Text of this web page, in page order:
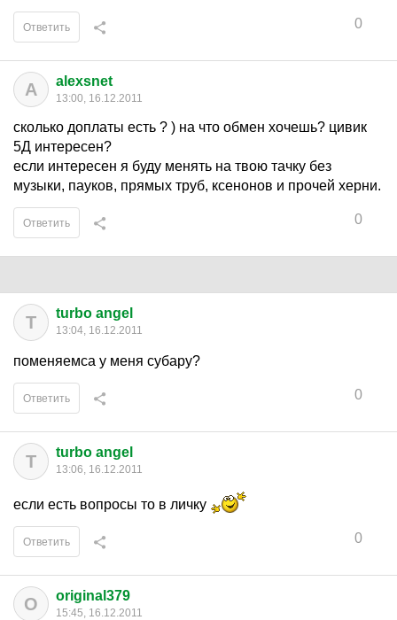
0
Ответить
A alexsnet
13:00, 16.12.2011
сколько доплаты есть ? ) на что обмен хочешь? цивик
5Д интересен?
если интересен я буду менять на твою тачку без
музыки, пауков, прямых труб, ксенонов и прочей херни.
0
Ответить
T turbo angel
13:04, 16.12.2011
поменяемса у меня субару?
0
Ответить
T turbo angel
13:06, 16.12.2011
если есть вопросы то в личку
0
Ответить
O original379
15:45, 16.12.2011